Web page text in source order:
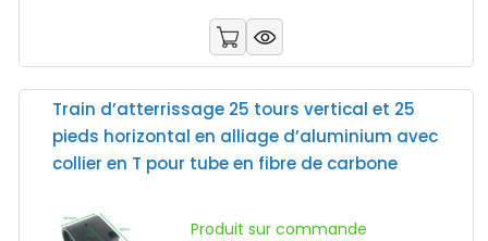
Train d’atterrissage 25 tours vertical et 25
pieds horizontal en alliage d’aluminium avec
collier en T pour tube en fibre de carbone
Produit sur commande